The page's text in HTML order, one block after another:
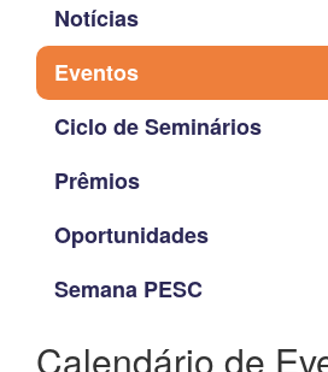
Notícias
Eventos
Ciclo de Seminários
Prêmios
Oportunidades
Semana PESC
Calendário de